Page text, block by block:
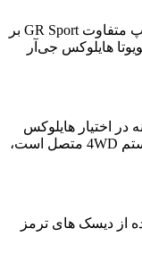
وجه تمایز اصلی تویوتا هایلوکس جی‌آر اسپرت بازار استرالیا این است که در کنار ظاهر متفاوت، در بخش پیشرانه نیز از یک موتور دیزلی تقویت شده به نسبت نمونه این نمونه، چهارمین تیپ متفاوت GR Sport بر
هایلوکس جی‌آر
توربودیزل تویوتا ۲۲۱ اسب‌بخار قدرت و ۵۵۰ نیوتن‌متر گشتاور بیشینه در اختیار هایلوکس
GR اسپرت بازار استرالیا قرار می‌دهد، یعنی ۲۰ اسب‌بخار قدرت و ۵۰ نیوتن‌متر گشتاور بیشتر در مقایسه با هایلوکس GR اسپرت دیگر بازارها. گیربکس اتوماتیک خودرو هم که به یک سیستم 4WD متصل است،
از دیسک های ترمز